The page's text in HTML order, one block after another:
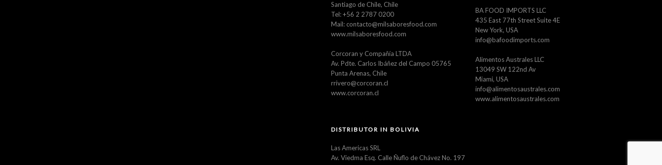
Santiago de Chile, Chile
Tel: +56 2 2787 0200
Mail: contacto@milsaboresfood.com
www.milsaboresfood.com
Corcoran y Compañía LTDA
Av. Pdte. Carlos Ibáñez del Campo 05765
Punta Arenas, Chile
rrivero@corcoran.cl
www.corcoran.cl
DISTRIBUTOR IN BOLIVIA
Las Americas SRL
Av. Viedma Esq. Calle Ñuflo de Chávez No. 197
BA FOOD IMPORTS LLC
435 East 77th Street Suite 4E
New York, USA
info@bafoodimports.com
Alimentos Australes LLC
13049 SW 122nd Av
Miami, USA
info@alimentosaustrales.com
www.alimentosaustrales.com